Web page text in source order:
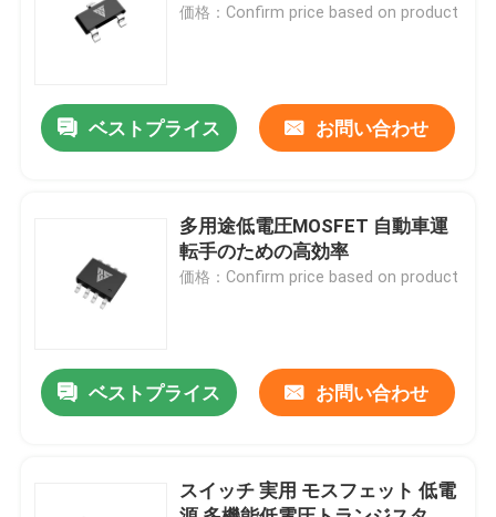
わたしたち に つい て
品質管理
ニュース
引金 を 求め て ください
炭化ケイ素MOSFET
価格：Confirm price based on product
ベストプライス お問い合わせ
多用途低電圧MOSFET 自動車運
転手のための高効率
価格：Confirm price based on product
ベストプライス お問い合わせ
スイッチ 実用 モスフェット 低電